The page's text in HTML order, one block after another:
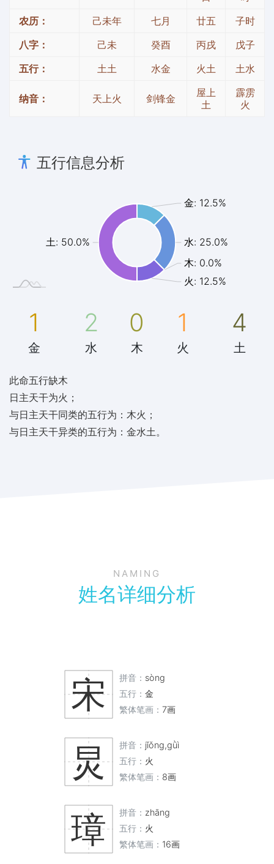
农历：
己未年 七月 廿五
子时
八字：
己未 癸酉 丙戌
戊子
五行：
土土 水金 火土 土水
纳音： 天上火 剑锋金
屋上
土
霹雳
火
五行信息分析
金: 12.5%
水: 25.0%
木: 0.0%
火: 12.5%
土: 50.0%
1
金
2
水
0
木
1
火
4
土
此命五行缺木
日主天干为火；
与日主天干同类的五行为：木火；
与日主天干异类的五行为：金水土。
NAMING
姓名详细分析
宋 拼音： sòng
五行： 金
繁体笔画： 7画
炅 拼音： jǐǒng,gǜì
五行： 火
繁体笔画： 8画
璋 拼音： zhāng
五行： 火
繁体笔画： 16画